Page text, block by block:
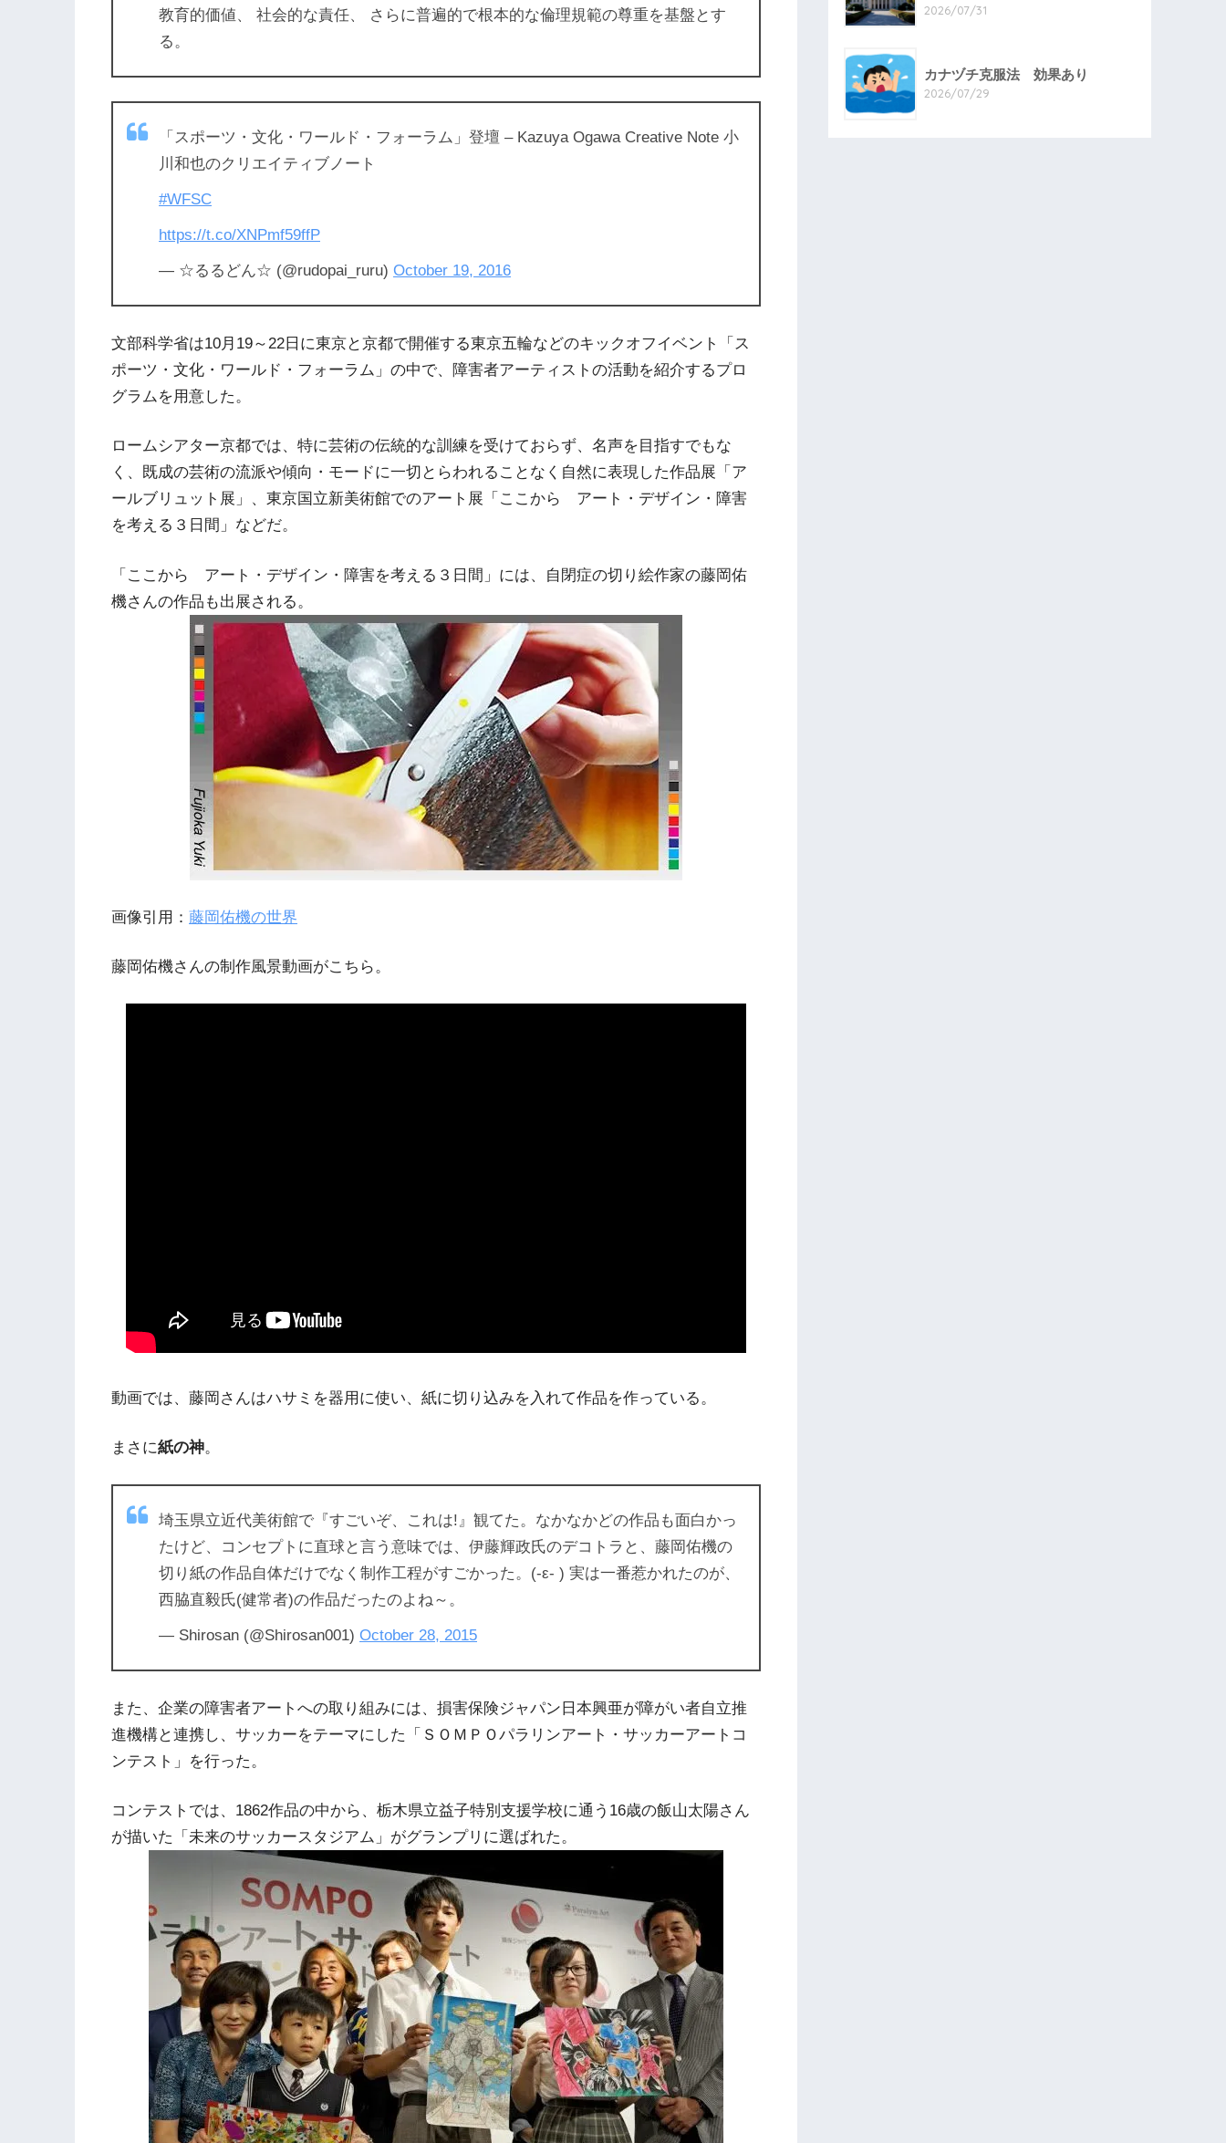
教育的価値、 社会的な責任、 さらに普遍的で根本的な倫理規範の尊重を基盤とす
る。
「スポーツ・文化・ワールド・フォーラム」登壇 – Kazuya Ogawa Creative Note 小
川和也のクリエイティブノート
#WFSC
https://t.co/XNPmf59ffP
— ☆るるどん☆ (@rudopai_ruru) October 19, 2016
文部科学省は10月19～22日に東京と京都で開催する東京五輪などのキックオフイベント「ス
ポーツ・文化・ワールド・フォーラム」の中で、障害者アーティストの活動を紹介するプロ
グラムを用意した。
ロームシアター京都では、 特に芸術の伝統的な訓練を受けておらず、名声を目指すでもな
く、既成の芸術の流派や傾向・モードに一切とらわれることなく自然に表現した作品展 「ア
ールブリュット展」、東京国立新美術館でのアート展「ここから アート・デザイン・障害
を考える３日間」などだ。
「ここから アート・デザイン・障害を考える３日間」には、自閉症の切り絵作家の藤岡佑
機さんの作品も出展される。
画像引用： 藤岡佑機の世界
藤岡佑機さんの制作風景動画がこちら。
動画では、藤岡さんはハサミを器用に使い、紙に切り込みを入れて作品を作っている。
まさに紙の神。
埼玉県立近代美術館で『すごいぞ、これは!』観てた。なかなかどの作品も面白かっ
たけど、コンセプトに直球と言う意味では、伊藤輝政氏のデコトラと、藤岡佑機の
切り紙の作品自体だけでなく制作工程がすごかった。(-ε- ) 実は一番惹かれたのが、
西脇直毅氏(健常者)の作品だったのよね～。
— Shirosan (@Shirosan001) October 28, 2015
また、企業の障害者アートへの取り組みには、損害保険ジャパン日本興亜が障がい者自立推
進機構と連携し、サッカーをテーマにした「ＳＯＭＰＯパラリンアート・サッカーアートコ
ンテスト」を行った。
コンテストでは、1862作品の中から、栃木県立益子特別支援学校に通う16歳の飯山太陽さん
が描いた「未来のサッカースタジアム」がグランプリに選ばれた。
2026/07/31
カナヅチ克服法 効果あり
2026/07/29